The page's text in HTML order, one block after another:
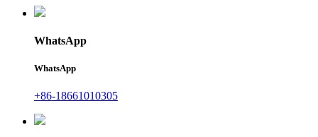
WhatsApp
WhatsApp
+86-18661010305